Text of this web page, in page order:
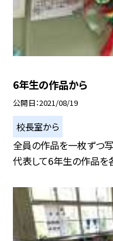
6年生の作品から
公開日 2021/08/19
校長室から
全員の作品を一枚ずつ
代表して6年生の作品を